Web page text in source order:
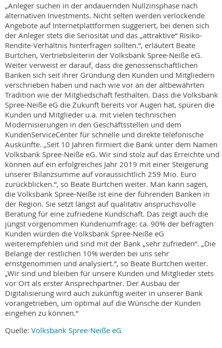
„Anleger suchen in der andauernden Nullzinsphase nach
alternativen Investments. Nicht selten werden verlockende
Angebote auf Internetplattformen suggeriert, bei denen sich
der Anleger stets die Seriosität und das „attraktive“ Risiko-
Rendite-Verhältnis hinterfragen sollten.“, erläutert Beate
Burtchen, Vertriebsleiterin der Volksbank Spree-Neiße eG.
Weiter verweist er darauf, dass die genossenschaftlichen
Banken sich seit ihrer Gründung den Kunden und Mitgliedern
verschrieben haben und nach wie vor an der altbewährten
Tradition wie der Mitgliedschaft festhalten. Dass die Volksbank
Spree-Neiße eG die Zukunft bereits vor Augen hat, spüren die
Kunden und Mitglieder u.a. mit vielen technischen
Modernisierungen in den Geschäftsstellen und dem
KundenServiceCenter für schnelle und direkte telefonische
Auskünfte. „Seit 10 Jahren firmiert die Bank unter dem Namen
Volksbank Spree-Neiße eG. Wir sind stolz auf das Erreichte und
können auf ein erfolgreiches Jahr 2019 mit einer Steigerung
unserer Bilanzsumme auf voraussichtlich 259 Mio. Euro
zurückblicken.“, so Beate Burtchen weiter. Man kann sagen,
die Volksbank Spree-Neiße ist eine der führenden Banken in
der Region. Sie setzt längst auf qualitativ anspruchsvolle
Beratung für eine zufriedene Kundschaft. Das zeigt auch die
jüngst vorgenommen Kundenumfrage: ca. 90% der befragten
Kunden würden die Volksbank Spree-Neiße eG
weiterempfehlen und sind mit der Bank „sehr zufrieden“. „Die
Belange der restlichen 10% werden bei uns sehr
ernstgenommen und analysiert.“, so Beate Burtchen weiter.
„Wir sind und bleiben für unsere Kunden und Mitglieder stets
vor Ort als erster Ansprechpartner. Der Ausbau der
Digitalisierung wird auch zukünftig weiter in unserer Bank
vorangetrieben, um optimal auf die Wünsche der Kunden
eingehen zu können.“
Quelle: Volksbank Spree-Neiße eG